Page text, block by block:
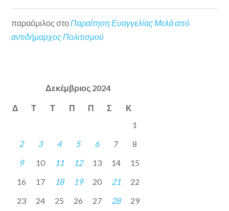
παραόμιλος στο Παραίτηση Ευαγγελίας Μελά από
αντιδήμαρχος Πολιτισμού
Δεκέμβριος 2024
Δ Τ Τ Π Π Σ Κ
1
2
3 4 5 6 7
8
9
10 11 12 13 14
15
16
17 18 19 20 21
22
23
24 25 26 27 28
29